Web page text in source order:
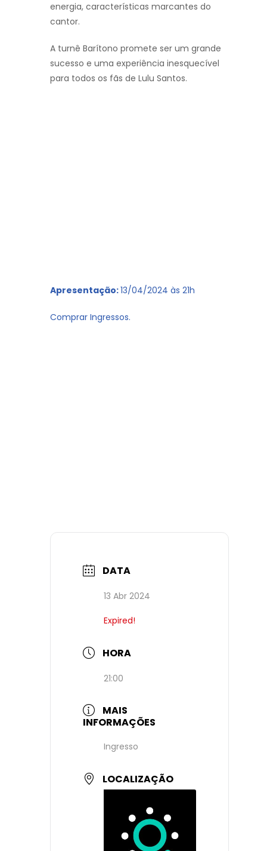
energia, características marcantes do
cantor.
A turnê Barítono promete ser um grande
sucesso e uma experiência inesquecível
para todos os fãs de Lulu Santos.
Apresentação:13/04/2024 às 21h
Comprar Ingressos.
DATA
13 Abr 2024
Expired!
HORA
21:00
MAIS
INFORMAÇÕES
Ingresso
LOCALIZAÇÃO